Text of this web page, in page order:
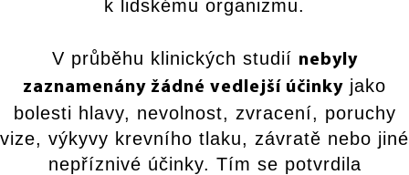
k lidskému organizmu.
V průběhu klinických studií nebyly
zaznamenány žádné vedlejší účinky jako
bolesti hlavy, nevolnost, zvracení, poruchy
vize, výkyvy krevního tlaku, závratě nebo jiné
nepříznivé účinky. Tím se potvrdila